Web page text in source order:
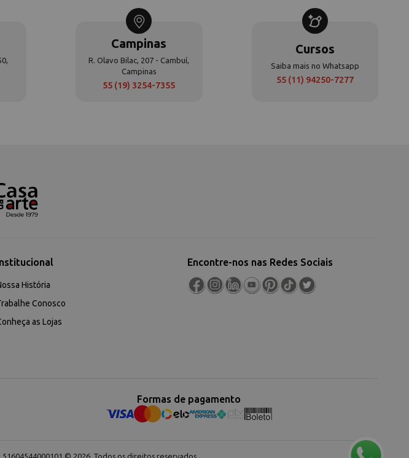
Campinas
R. Olavo Bilac, 207 - Cambuí,
Campinas
55 (19) 3254-7355
Cursos
Saiba mais no Whatsapp
55 (11) 94250-7277
História
Conosco
as Lojas
Encontre-nos nas Redes Sociais
Formas de pagamento